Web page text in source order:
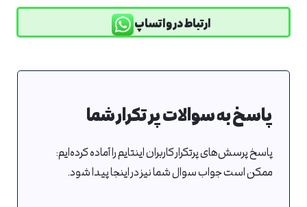
ارتباط در واتساپ
پاسخ به سوالات پر تکرار شما
پاسخ پرسش‌های پرتکرار کاربران اینتایم را آماده کرده‌ایم:
ممکن است جواب سوال شما نیز در اینجا پیدا شود.